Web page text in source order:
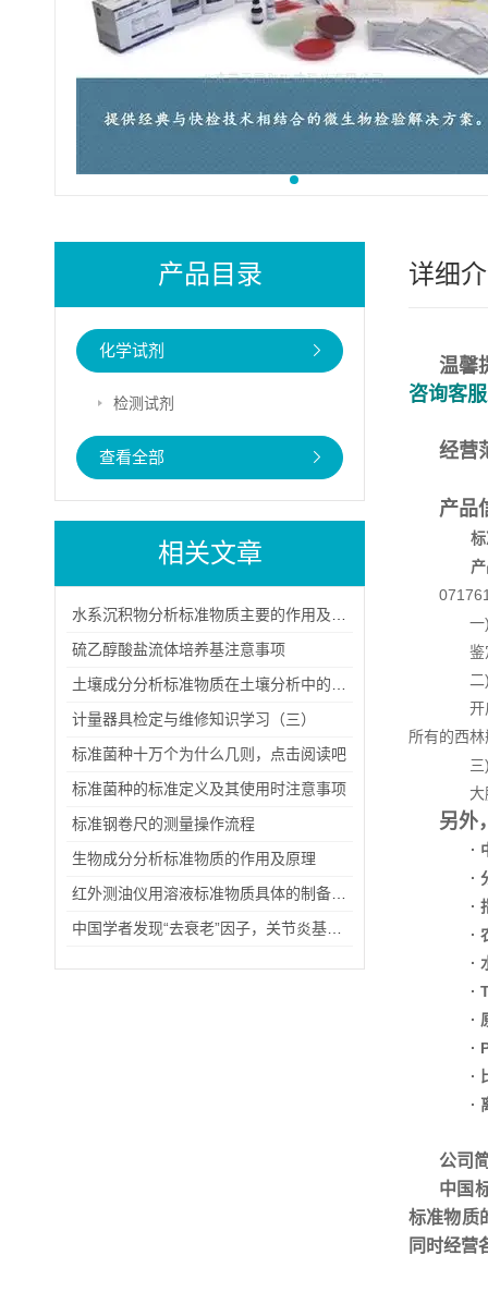
产品目录
化学试剂
检测试剂
查看全部
相关文章
硫乙醇酸盐流体培养基注意事项
计量器具检定与维修知识学习（三）
标准菌种十万个为什么几则，点击阅读吧
标准菌种的标准定义及其使用时注意事项
标准钢卷尺的测量操作流程
生物成分分析标准物质的作用及原理
详细
温馨
咨询客
经营
产品
一)
鉴定
二)
开启
所有的西
三)
大肠
另外
·
·
·
·
·
·
·
·
·
·
公司
中国
标准物质
同时经营